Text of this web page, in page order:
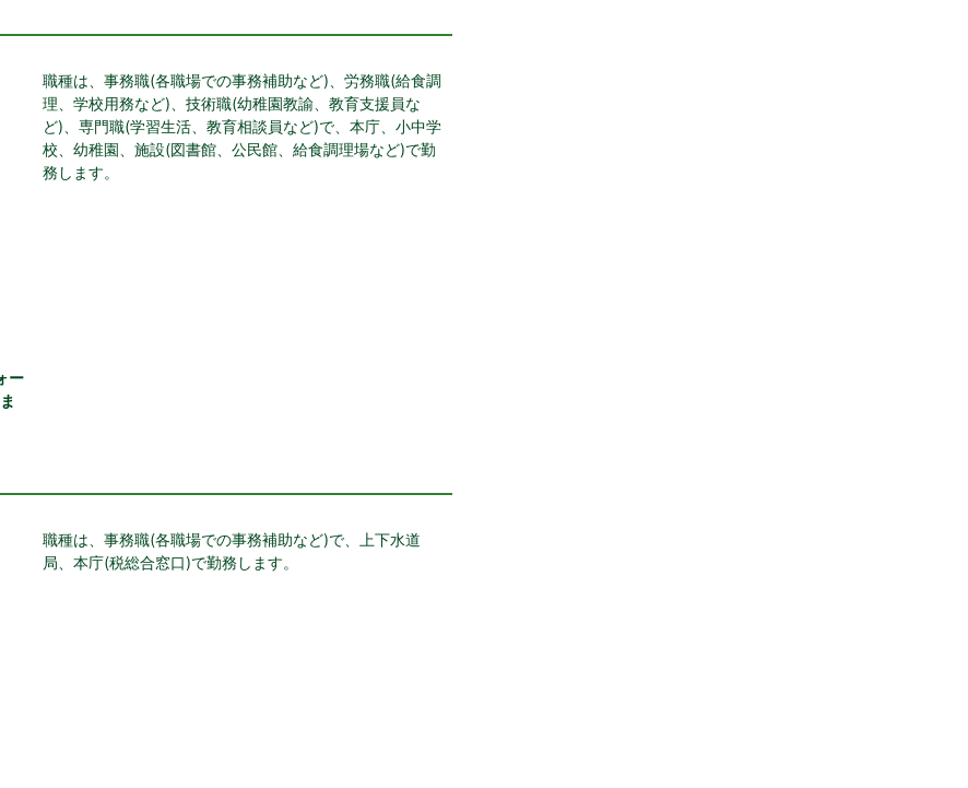
ー
職種は、事務職(各職場での事務補助など)、労務職(給食調
理、学校用務など)、技術職(幼稚園教諭、教育支援員な
ど)、専門職(学習生活、教育相談員など)で、本庁、小中学
校、幼稚園、施設(図書館、公民館、給食調理場など)で勤
務します。
職種は、事務職(各職場での事務補助など)で、上下水道
局、本庁(税総合窓口)で勤務します。